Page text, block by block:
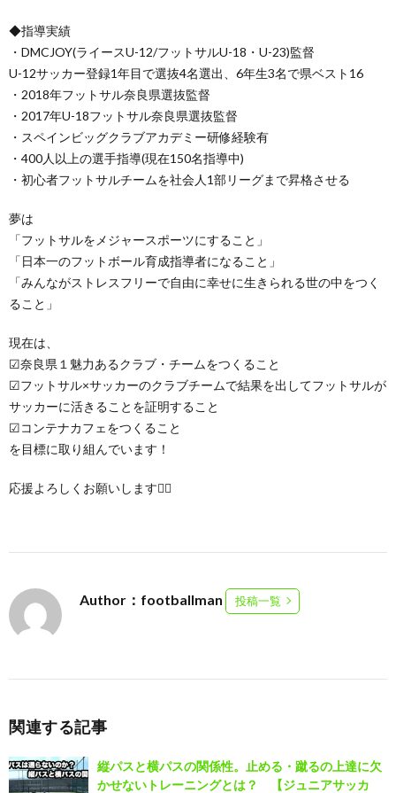
◆指導実績
・DMCJOY(ライースU-12/フットサルU-18・U-23)監督
U-12サッカー登録1年目で選抜4名選出、6年生3名で県ベスト16
・2018年フットサル奈良県選抜監督
・2017年U-18フットサル奈良県選抜監督
・スペインビッグクラブアカデミー研修経験有
・400人以上の選手指導(現在150名指導中)
・初心者フットサルチームを社会人1部リーグまで昇格させる
夢は
「フットサルをメジャースポーツにすること」
「日本一のフットボール育成指導者になること」
「みんながストレスフリーで自由に幸せに生きられる世の中をつく
ること」
現在は、
☑︎奈良県１魅力あるクラブ・チームをつくること
☑︎フットサル×サッカーのクラブチームで結果を出してフットサルが
サッカーに活きることを証明すること
☑︎コンテナカフェをつくること
を目標に取り組んでいます！
応援よろしくお願いします🙇‍♂️
Author：footballman 投稿一覧
関連する記事
縦パスと横パスの関係性。止める・蹴るの上達に欠
かせないトレーニングとは？ 【ジュニアサッカ